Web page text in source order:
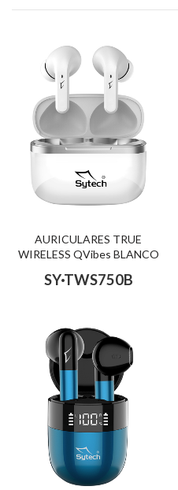
AURICULARES TRUE
WIRELESS QVibes BLANCO
SY·TWS750B